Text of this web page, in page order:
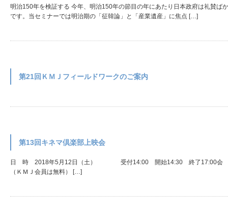
明治150年を検証する 今年、明治150年の節目の年にあたり日本政府は礼賛
です。当セミナーでは明治期の「征韓論」と「産業遺産」に焦点 […]
第21回ＫＭＪフィールドワークのご案内
第13回キネマ倶楽部上映会
日 時 2018年5月12日（土） 受付14:00 開始14:30 終了17:00会 場 ｱ
（ＫＭＪ会員は無料） […]